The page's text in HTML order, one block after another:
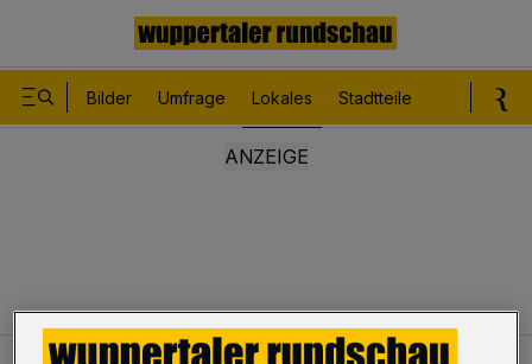
Bilder Umfrage Lokales Stadtteile